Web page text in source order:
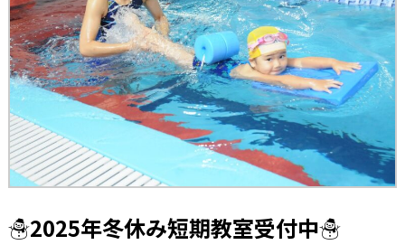
☃2025年冬休み短期教室受付中☃